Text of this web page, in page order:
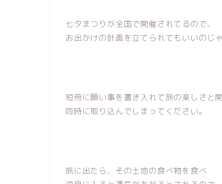
七夕まつりが全国で開催されてるので、
お出かけの計画を立てられてもいいのじ
短冊に願い事を書き入れて旅の楽しさと
同時に取り込んでしまってください。
旅に出たら、その土地の食べ物を食べ